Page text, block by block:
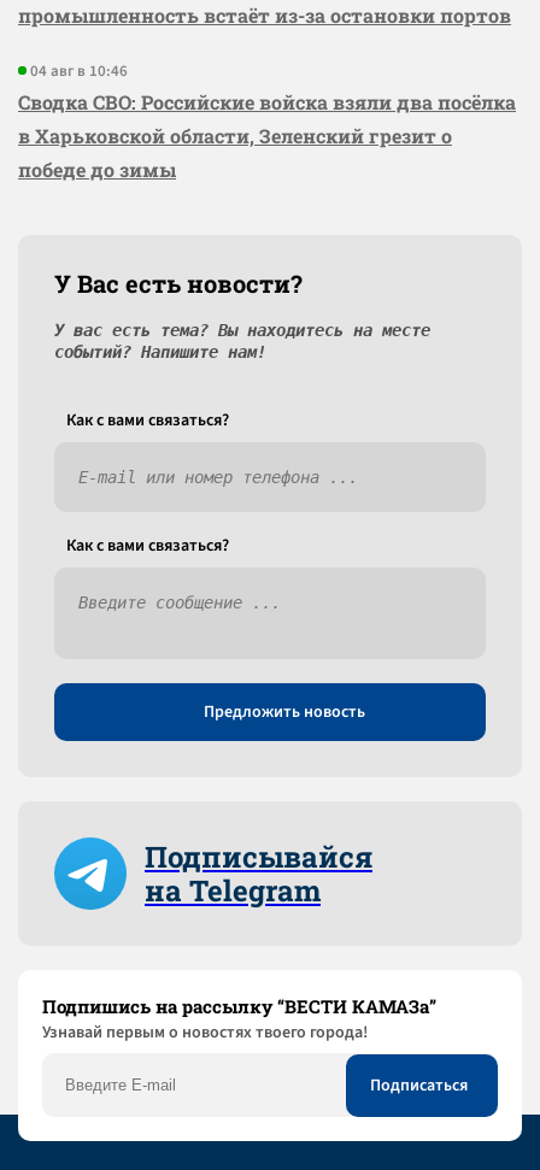
промышленность встаёт из-за остановки портов
04 авг в 10:46
Сводка СВО: Российские войска взяли два посёлка
в Харьковской области, Зеленский грезит о
победе до зимы
У Вас есть новости?
У вас есть тема? Вы находитесь на месте
событий? Напишите нам!
Как c вами связаться?
Как c вами связаться?
Предложить новость
Подписывайся
на Telegram
Подпишись на рассылку “ВЕСТИ КАМАЗа”
Узнaвай первым о новостях твоего города!